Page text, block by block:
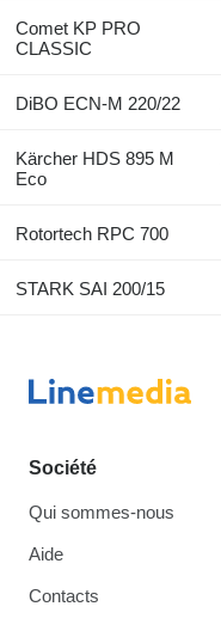
Comet KP PRO
CLASSIC
DiBO ECN-M 220/22
Kärcher HDS 895 M
Eco
Rotortech RPC 700
STARK SAI 200/15
Société
Qui sommes-nous
Aide
Contacts